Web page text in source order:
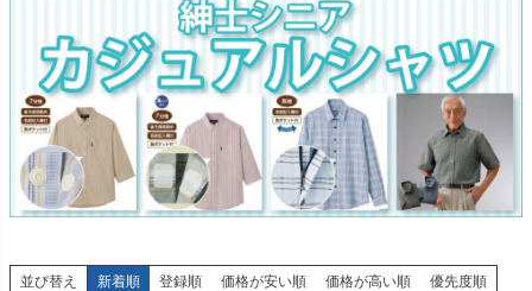
並び替え 新着順 登録順 価格が安い順 価格が高い順 優先度順